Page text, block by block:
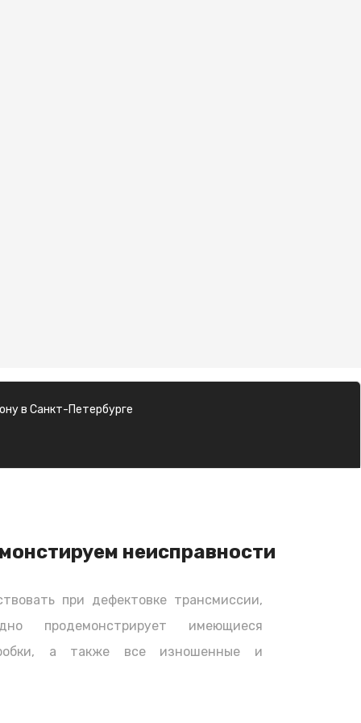
в Санкт-Петербурге
неисправности
при дефектовке трансмиссии,
продемонстрирует имеющиеся
а также все изношенные и